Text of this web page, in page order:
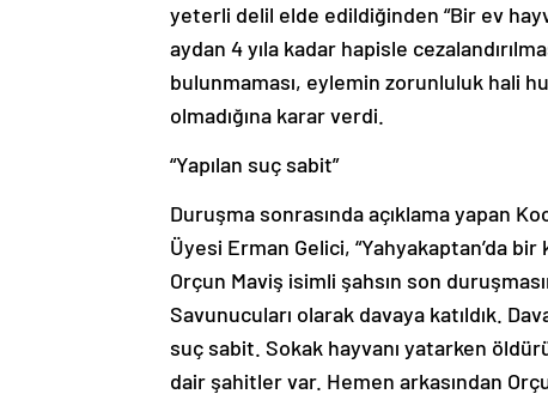
yeterli delil elde edildiğinden “Bir ev
aydan 4 yıla kadar hapisle
bulunmaması, eylemin zorunluluk hali
olmadığına karar verdi.
“Yapılan suç sabit”
Duruşma sonrasında açıklama yapan
Üyesi Erman Gelici, “Yahyakaptan’da
Orçun Maviş isimli şahsın son
Savunucuları olarak davaya katıldık.
suç sabit. Sokak hayvanı yatarken
dair şahitler var. Hemen arkasından